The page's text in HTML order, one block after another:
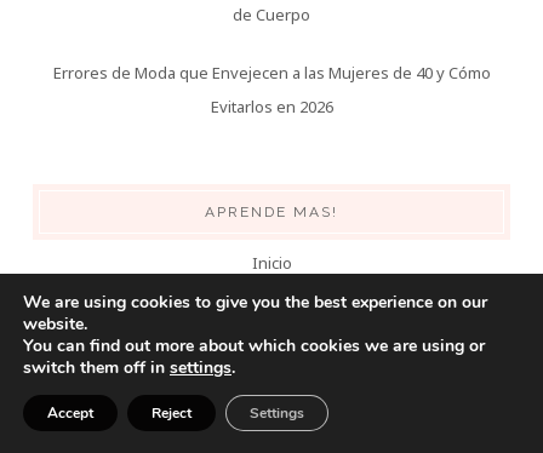
de Cuerpo
Errores de Moda que Envejecen a las Mujeres de 40 y Cómo
Evitarlos en 2026
APRENDE MAS!
Inicio
Hombres
We are using cookies to give you the best experience on our
website.
You can find out more about which cookies we are using or
switch them off in settings.
Accept Reject Settings